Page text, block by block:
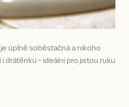
úplně soběstačná a nikoho
drátěnku - ideální pro jistou ruku